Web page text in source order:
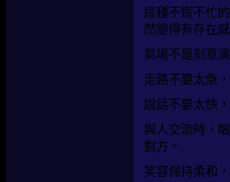
這種不慌不忙
然變得有存在
氣場不是刻意
走路不要太急
說話不要太快
與人交流時，
對方。
笑容保持柔和